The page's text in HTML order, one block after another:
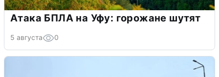
Атака БПЛА на Уфу: горожане шутят
5 августа 0